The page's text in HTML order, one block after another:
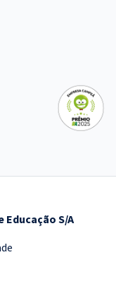
Educação S/A